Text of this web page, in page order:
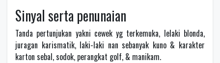
Sinyal serta penunaian
Tanda pertunjukan yakni cewek yg terkemuka, lelaki blonda,
juragan karismatik, laki-laki nan sebanyak kuno & karakter
karton sebal, sodok, perangkat golf, & manikam.